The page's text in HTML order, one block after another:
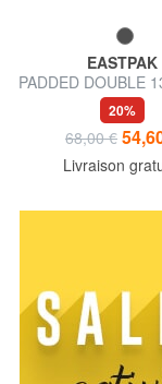
EASTPAK
PADDED DOUBLE
dos pc
20%
68,00 €
Livraison